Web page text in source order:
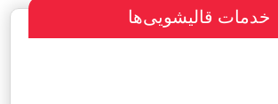
خدمات قالیشویی‌ها